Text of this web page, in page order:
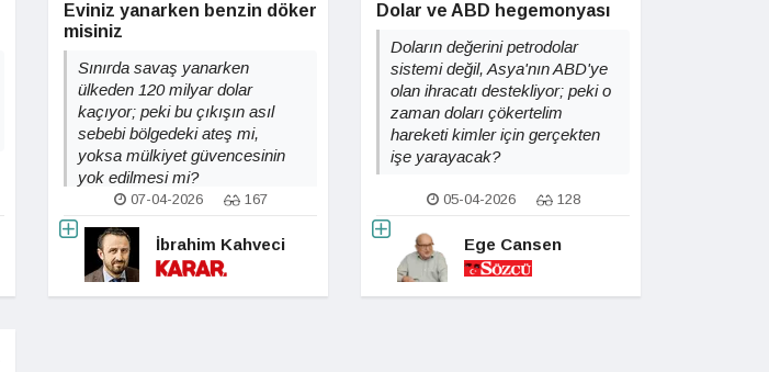
Eviniz yanarken benzin döker
misiniz
Sınırda savaş yanarken
ülkeden 120 milyar dolar
kaçıyor; peki bu çıkışın asıl
sebebi bölgedeki ateş mi,
yoksa mülkiyet güvencesinin
yok edilmesi mi?
07-04-2026 167
İbrahim Kahveci
Dolar ve ABD hegemonyası
Doların değerini petrodolar
sistemi değil, Asya'nın ABD'ye
olan ihracatı destekliyor; peki o
zaman doları çökertelim
hareketi kimler için gerçekten
işe yarayacak?
05-04-2026 128
Ege Cansen